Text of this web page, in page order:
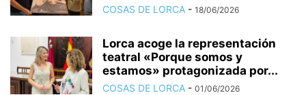
COSAS DE LORCA - 18/06/2026
Lorca acoge la representación
teatral «Porque somos y
estamos» protagonizada por...
COSAS DE LORCA - 01/06/2026